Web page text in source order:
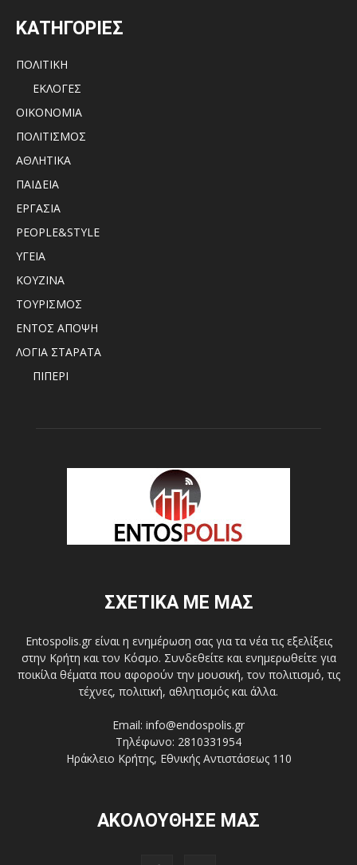
ΚΑΤΗΓΟΡΙΕΣ
ΠΟΛΙΤΙΚΗ
ΕΚΛΟΓΕΣ
ΟΙΚΟΝΟΜΙΑ
ΠΟΛΙΤΙΣΜΟΣ
ΑΘΛΗΤΙΚΑ
ΠΑΙΔΕΙΑ
ΕΡΓΑΣΙΑ
PEOPLE&STYLE
ΥΓΕΙΑ
ΚΟΥΖΙΝΑ
ΤΟΥΡΙΣΜΟΣ
ΕΝΤΟΣ ΑΠΟΨΗ
ΛΟΓΙΑ ΣΤΑΡΑΤΑ
ΠΙΠΕΡΙ
ΣΧΕΤΙΚΑ ΜΕ ΜΑΣ
Entospolis.gr είναι η ενημέρωση σας για τα νέα τις εξελίξεις
στην Κρήτη και τον Κόσμο. Συνδεθείτε και ενημερωθείτε για
ποικίλα θέματα που αφορούν την μουσική, τον πολιτισμό, τις
τέχνες, πολιτική, αθλητισμός και άλλα.
Email: info@endospolis.gr
Τηλέφωνο: 2810331954
Ηράκλειο Κρήτης, Εθνικής Αντιστάσεως 110
ΑΚΟΛΟΥΘΗΣΕ ΜΑΣ